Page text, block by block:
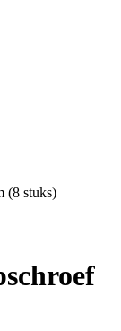
(8 stuks)